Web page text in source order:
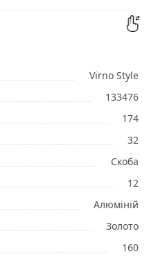
Virno Style
133476
174
32
Скоба
12
Алюміній
Золото
160